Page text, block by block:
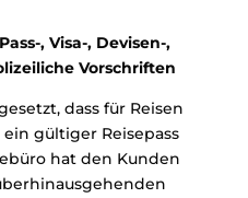
, Visa-, Devisen-,
Vorschriften
dass für Reisen
gültiger Reisepass
hat den Kunden